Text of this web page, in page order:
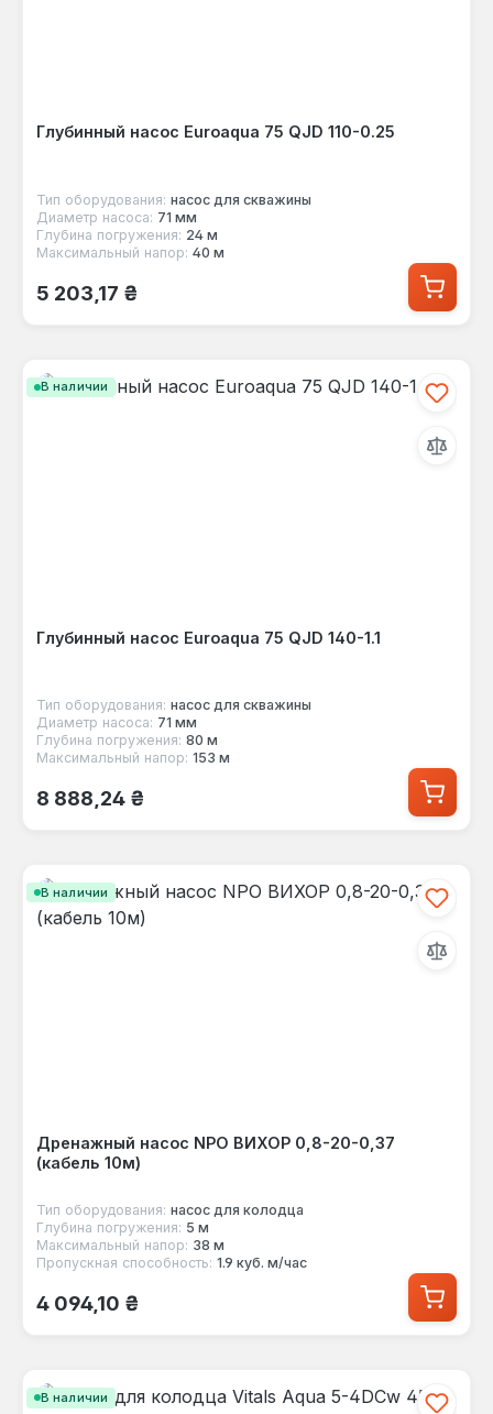
Глубинный насос Euroaqua 75 QJD 110-0.25
Тип оборудования: насос для скважины
Диаметр насоса: 71 мм
Глубина погружения: 24 м
Максимальный напор: 40 м
Обычная цена:
5 203,17 ₴
В наличии
Глубинный насос Euroaqua 75 QJD 140-1.1
Тип оборудования: насос для скважины
Диаметр насоса: 71 мм
Глубина погружения: 80 м
Максимальный напор: 153 м
Обычная цена:
8 888,24 ₴
В наличии
Дренажный насос NPO ВИХОР 0,8-20-0,37
(кабель 10м)
Тип оборудования: насос для колодца
Глубина погружения: 5 м
Максимальный напор: 38 м
Пропускная способность: 1.9 куб. м/час
Обычная цена:
4 094,10 ₴
В наличии